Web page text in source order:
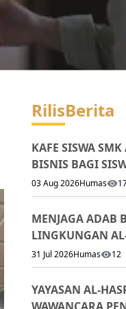
RilisBerita
KAFE SISWA
BISNIS BAGI
03 Aug 2026Humas
MENJAGA ADAB
LINGKUNGAN
31 Jul 2026Humas 12
YAYASAN AL-